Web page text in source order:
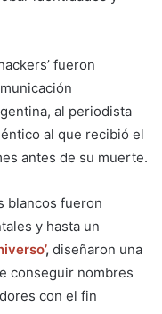
fueron
al periodista
al que recibió el
antes de su muerte.
blancos fueron
y hasta un
, diseñaron una
conseguir nombres
con el fin